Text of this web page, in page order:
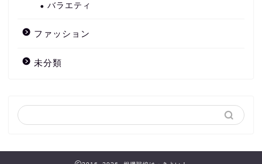
バラエティ
ファッション
未分類